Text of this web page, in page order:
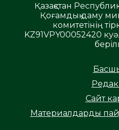
Қазақстан
Қоғамдық даму
комитетінің
KZ91VPY00052420
Сайт
Материалдарды